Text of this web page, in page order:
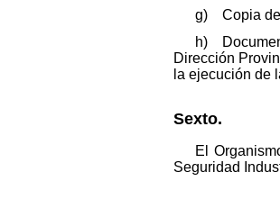
g) Copia de
h)
Dirección
la ejecución de
Sexto.
El
Seguridad